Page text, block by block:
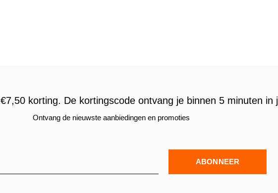
korting. De kortingscode ontvang je binnen 5 minuten in
Ontvang de nieuwste aanbiedingen en promoties
ABONNEER